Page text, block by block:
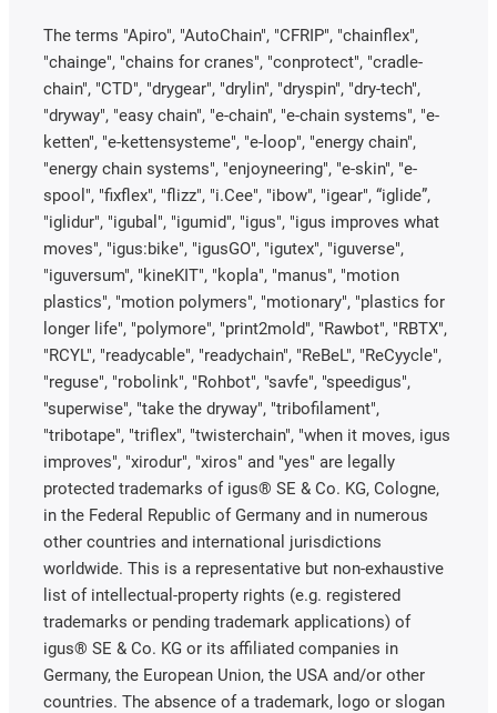
The terms "Apiro", "AutoChain", "CFRIP", "chainflex",
"chainge", "chains for cranes", "conprotect", "cradle-
chain", "CTD", "drygear", "drylin", "dryspin", "dry-tech",
"dryway", "easy chain", "e-chain", "e-chain systems", "e-
ketten", "e-kettensysteme", "e-loop", "energy chain",
"energy chain systems", "enjoyneering", "e-skin", "e-
spool", "fixflex", "flizz", "i.Cee", "ibow", "igear", “iglide”,
"iglidur", "igubal", "igumid", "igus", "igus improves what
moves", "igus:bike", "igusGO", "igutex", "iguverse",
"iguversum", "kineKIT", "kopla", "manus", "motion
plastics", "motion polymers", "motionary", "plastics for
longer life", "polymore", "print2mold", "Rawbot", "RBTX",
"RCYL", "readycable", "readychain", "ReBeL", "ReCyycle",
"reguse", "robolink", "Rohbot", "savfe", "speedigus",
"superwise", "take the dryway", "tribofilament",
"tribotape", "triflex", "twisterchain", "when it moves, igus
improves", "xirodur", "xiros" and "yes" are legally
protected trademarks of igus® SE & Co. KG, Cologne,
in the Federal Republic of Germany and in numerous
other countries and international jurisdictions
worldwide. This is a representative but non-exhaustive
list of intellectual-property rights (e.g. registered
trademarks or pending trademark applications) of
igus® SE & Co. KG or its affiliated companies in
Germany, the European Union, the USA and/or other
countries. The absence of a trademark, logo or slogan